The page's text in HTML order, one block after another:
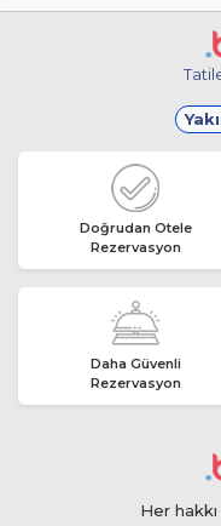
Giriş en erken 09:00, çıkış
Doğrudan Otele
Rezervasyon
Daha Güvenli
Rezervasyon
Her